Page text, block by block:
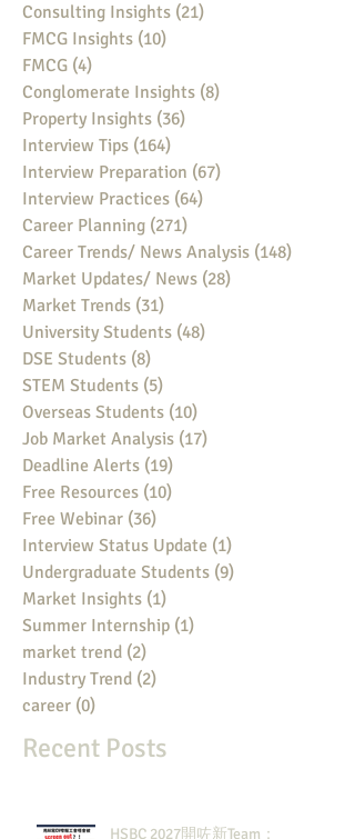
Consulting Insights (21)
FMCG Insights (10)
FMCG (4)
Conglomerate Insights (8)
Property Insights (36)
Interview Tips (164)
Interview Preparation (67)
Interview Practices (64)
Career Planning (271)
Career Trends/ News Analysis (148)
Market Updates/ News (28)
Market Trends (31)
University Students (48)
DSE Students (8)
STEM Students (5)
Overseas Students (10)
Job Market Analysis (17)
Deadline Alerts (19)
Free Resources (10)
Free Webinar (36)
Interview Status Update (1)
Undergraduate Students (9)
Market Insights (1)
Summer Internship (1)
market trend (2)
Industry Trend (2)
career (0)
Recent Posts
HSBC 2027開咗新Team：